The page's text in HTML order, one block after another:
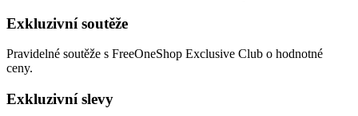
Exkluzivní soutěže
Pravidelné soutěže s FreeOneShop Exclusive Club o hodnotné
ceny.
Exkluzivní slevy